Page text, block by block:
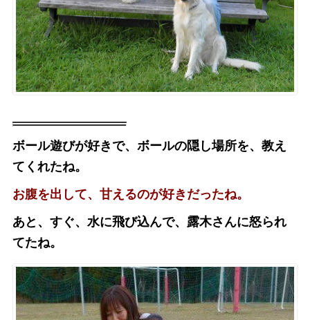
ボール遊びが好きで、ボールの隠し場所を、教え
てくれたね。
お腹を出して、甘えるのが好きだったね。
あと、すぐ、水に飛び込んで、露木さんに怒られ
てたね。